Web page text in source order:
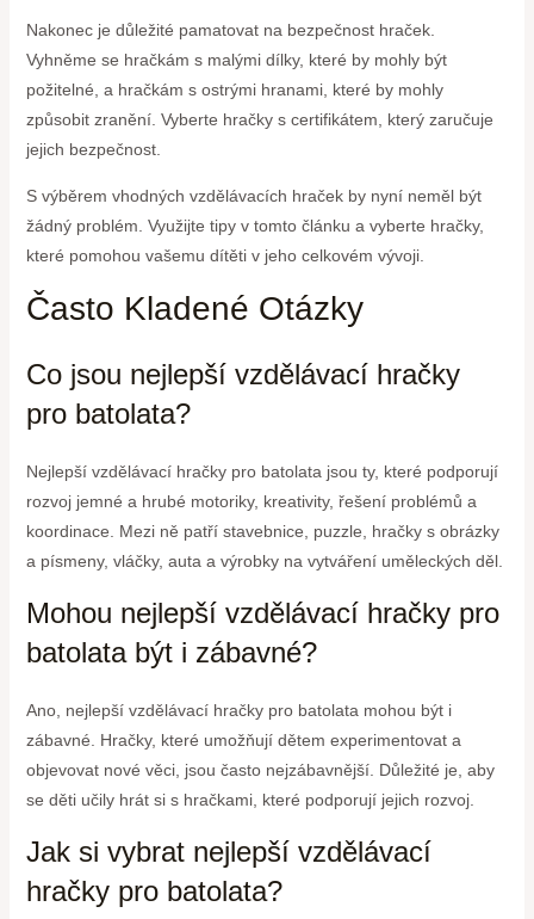
Nakonec je důležité pamatovat na bezpečnost hraček.
Vyhněme se hračkám s malými dílky, které by mohly být
požitelné, a hračkám s ostrými hranami, které by mohly
způsobit zranění. Vyberte hračky s certifikátem, který zaručuje
jejich bezpečnost.
S výběrem vhodných vzdělávacích hraček by nyní neměl být
žádný problém. Využijte tipy v tomto článku a vyberte hračky,
které pomohou vašemu dítěti v jeho celkovém vývoji.
Často Kladené Otázky
Co jsou nejlepší vzdělávací hračky
pro batolata?
Nejlepší vzdělávací hračky pro batolata jsou ty, které podporují
rozvoj jemné a hrubé motoriky, kreativity, řešení problémů a
koordinace. Mezi ně patří stavebnice, puzzle, hračky s obrázky
a písmeny, vláčky, auta a výrobky na vytváření uměleckých děl.
Mohou nejlepší vzdělávací hračky pro
batolata být i zábavné?
Ano, nejlepší vzdělávací hračky pro batolata mohou být i
zábavné. Hračky, které umožňují dětem experimentovat a
objevovat nové věci, jsou často nejzábavnější. Důležité je, aby
se děti učily hrát si s hračkami, které podporují jejich rozvoj.
Jak si vybrat nejlepší vzdělávací
hračky pro batolata?